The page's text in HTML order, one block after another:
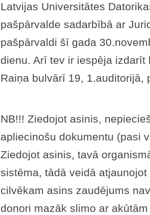
Latvijas Universitātes
pašpārvalde sadarbībā ar
pašpārvaldi šī gada
dienu. Arī tev ir iespēja
Raiņa bulvārī 19, 1.auditorijā,
NB!!! Ziedojot asinis,
apliecinošu dokumentu (pasi
Ziedojot asinis, tavā
sistēma, tādā veidā
cilvēkam asins zaudējums
donori mazāk slimo ar